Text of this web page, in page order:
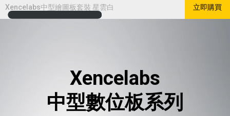
Xencelabs中型繪圖板套裝 星雲白 立即購買
Xencelabs
中型數位板系列